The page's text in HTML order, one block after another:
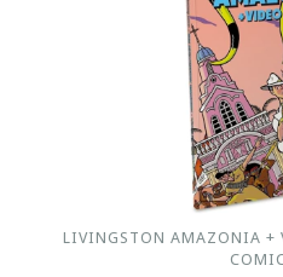
LIVINGSTON AMAZONIA +